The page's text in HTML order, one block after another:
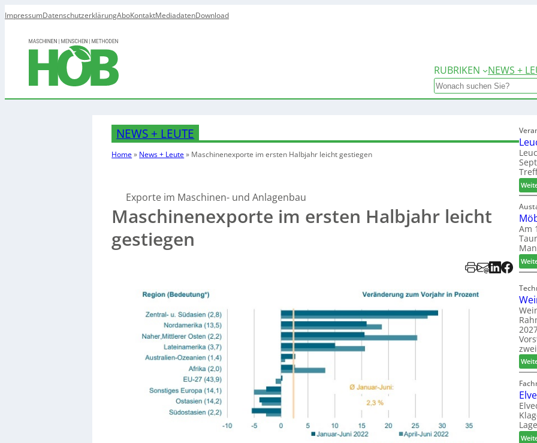
ImpressumDatenschutzerklärungAboKontaktMediadatenDownload
RUBRIKEN NEWS +
Search
NEWS + LEUTE
Home» News + Leute» Maschinenexporte im ersten Halbjahr leicht gestiegen
Exporte im Maschinen- und Anlagenbau
Maschinenexporte im ersten Halbjahr leicht
gestiegen
Am